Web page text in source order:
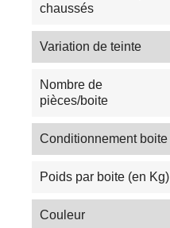
chaussés
Variation de teinte
Nombre de
pièces/boite
Conditionnement boite
Poids par boite (en Kg)
Couleur